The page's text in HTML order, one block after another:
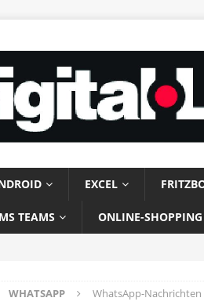
EXCEL
MS TEAMS ONLINE-SHOPPING
WHATSAPP WhatsApp-Nachrichten